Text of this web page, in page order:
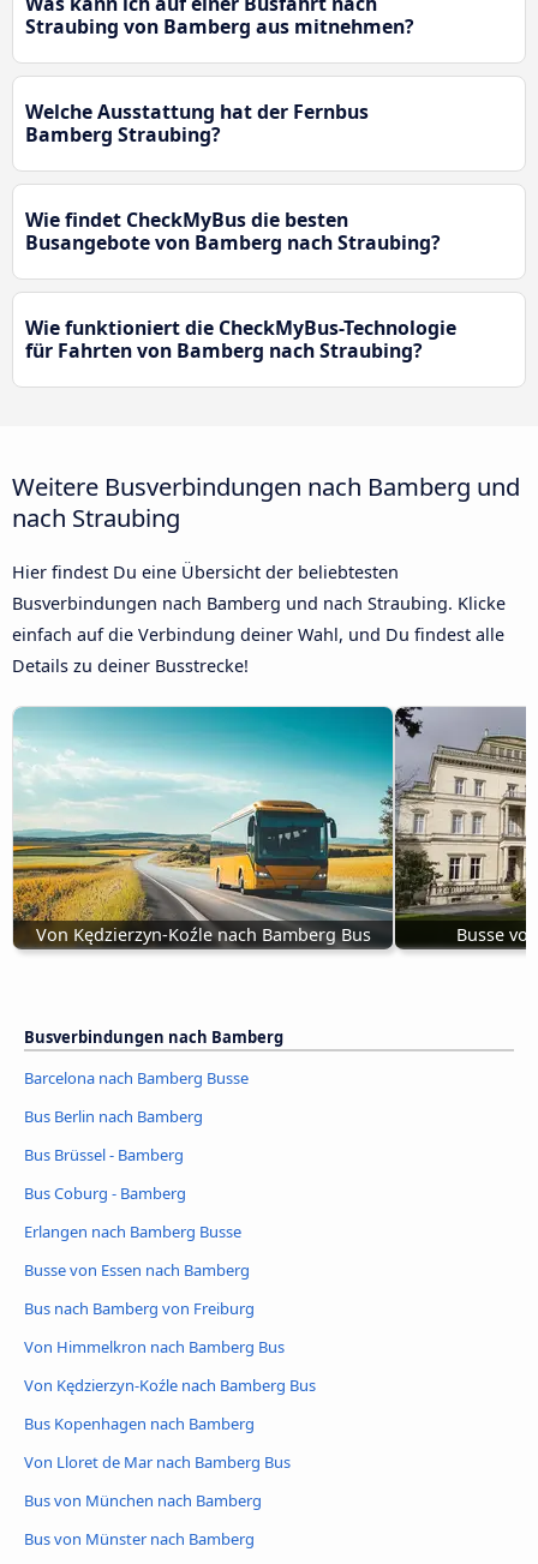
Straubing von Bamberg aus mitnehmen?
Welche Ausstattung hat der Fernbus
Bamberg Straubing?
Wie findet CheckMyBus die besten
Busangebote von Bamberg nach Straubing?
Wie funktioniert die CheckMyBus-Technologie
für Fahrten von Bamberg nach Straubing?
Weitere Busverbindungen nach Bamberg und
nach Straubing
Hier findest Du eine Übersicht der beliebtesten
Busverbindungen nach Bamberg und nach Straubing. Klicke
einfach auf die Verbindung deiner Wahl, und Du findest alle
Details zu deiner Busstrecke!
Von Kędzierzyn-Koźle nach Bamberg Bus Busse
Busverbindungen nach Bamberg
Barcelona nach Bamberg Busse
Bus Berlin nach Bamberg
Bus Brüssel - Bamberg
Bus Coburg - Bamberg
Erlangen nach Bamberg Busse
Busse von Essen nach Bamberg
Bus nach Bamberg von Freiburg
Von Himmelkron nach Bamberg Bus
Von Kędzierzyn-Koźle nach Bamberg Bus
Bus Kopenhagen nach Bamberg
Von Lloret de Mar nach Bamberg Bus
Bus von München nach Bamberg
Bus von Münster nach Bamberg